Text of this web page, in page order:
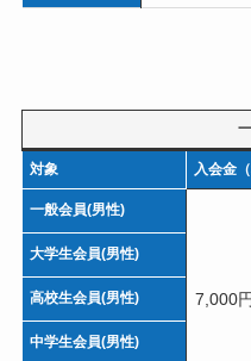
対象 入会金（
一般会員(男性)
7,000円
大学生会員(男性)
高校生会員(男性)
中学生会員(男性)